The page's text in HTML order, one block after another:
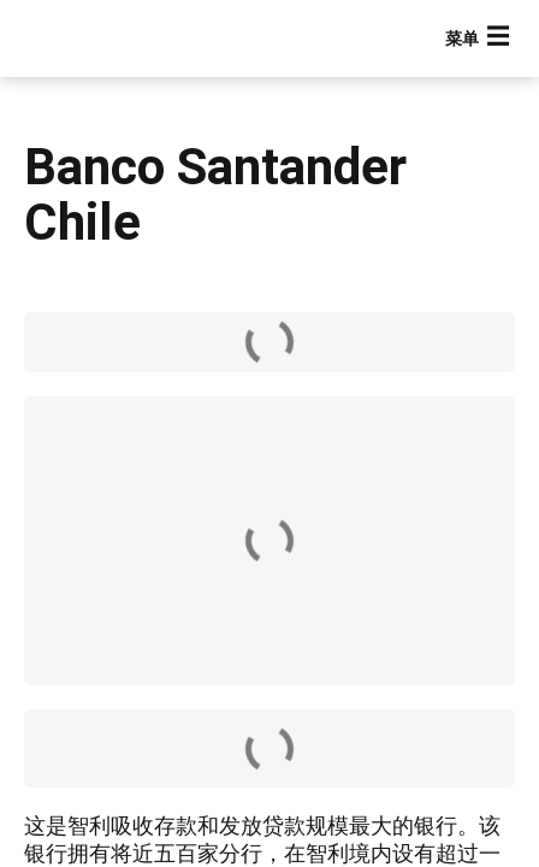
Banco Santander
Chile
这是智利吸收存款和发放贷款规模最大的银行。该
银行拥有将近五百家分行，在智利境内设有超过一